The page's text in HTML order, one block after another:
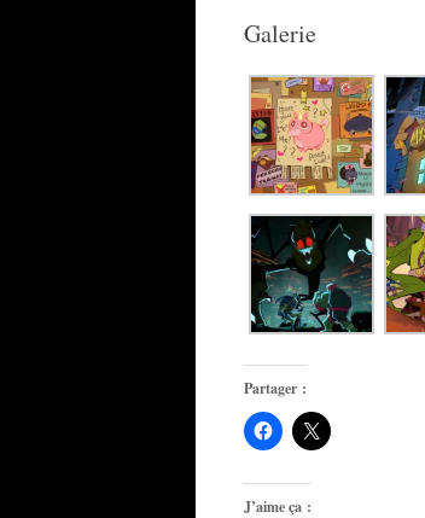
Galerie
Partager :
J’aime ça :